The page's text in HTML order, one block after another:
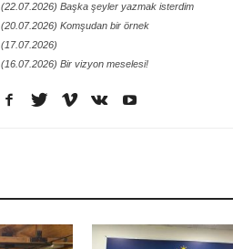
(22.07.2026) Başka şeyler yazmak isterdim
(20.07.2026) Komşudan bir örnek
(17.07.2026)
(16.07.2026) Bir vizyon meselesi!